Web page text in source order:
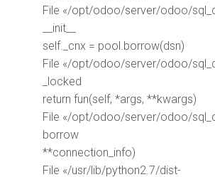
File «/opt/odoo/server/odoo/
__init__
self._cnx = pool.borrow(dsn)
File «/opt/odoo/server/odoo/
_locked
return fun(self, *args, **kwargs)
File «/opt/odoo/server/odoo/
borrow
**connection_info)
File «/usr/lib/python2.7/dist-